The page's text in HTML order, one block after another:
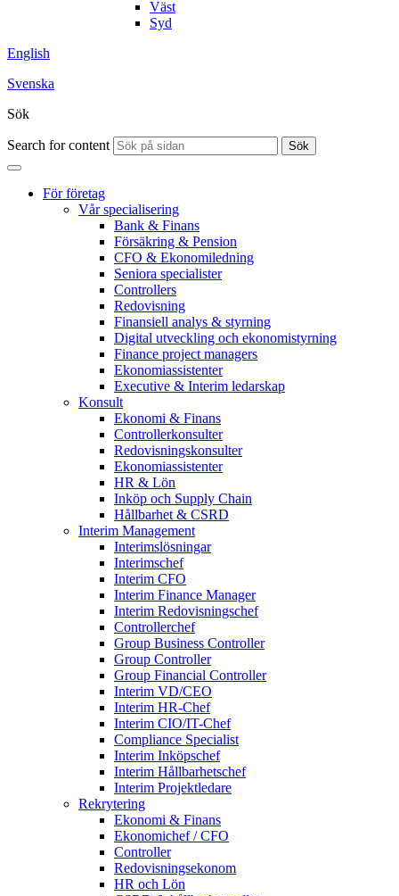
Väst
Syd
English
Svenska
Sök
Search for content Sök
För företag
Vår specialisering
Bank & Finans
Försäkring & Pension
CFO & Ekonomiledning
Seniora specialister
Controllers
Redovisning
Finansiell analys & styrning
Digital utveckling och ekonomistyrning
Finance project managers
Ekonomiassistenter
Executive & Interim ledarskap
Konsult
Ekonomi & Finans
Controllerkonsulter
Redovisningskonsulter
Ekonomiassistenter
HR & Lön
Inköp och Supply Chain
Hållbarhet & CSRD
Interim Management
Interimslösningar
Interimschef
Interim CFO
Interim Finance Manager
Interim Redovisningschef
Controllerchef
Group Business Controller
Group Controller
Group Financial Controller
Interim VD/CEO
Interim HR-Chef
Interim CIO/IT-Chef
Compliance Specialist
Interim Inköpschef
Interim Hållbarhetschef
Interim Projektledare
Rekrytering
Ekonomi & Finans
Ekonomichef / CFO
Controller
Redovisningsekonom
HR och Lön